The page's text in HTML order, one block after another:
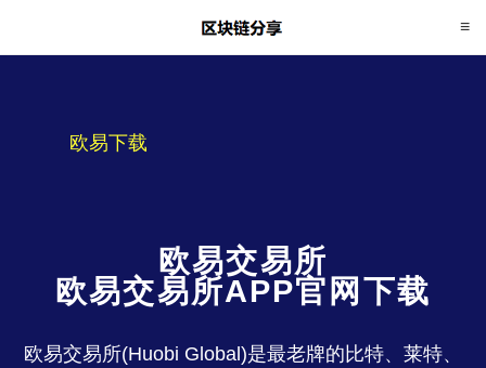
欧易下载
欧易交易所
欧易交易所APP官网下载
欧易交易所(Huobi Global)是最老牌的比特、莱特、